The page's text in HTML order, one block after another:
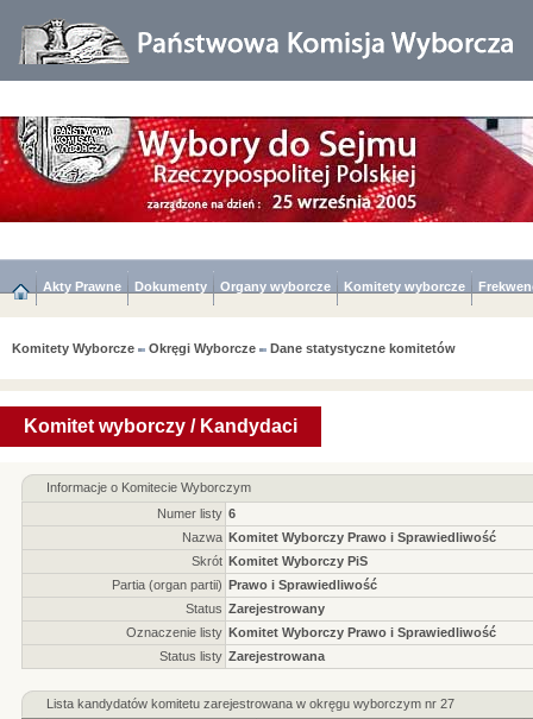
Akty Prawne Dokumenty Organy wyborcze Komitety wyborcze
Komitety Wyborcze Okręgi Wyborcze Dane statystyczne komitetów
Komitet wyborczy / Kandydaci
Informacje o Komitecie Wyborczym
Numer listy 6
Nazwa Komitet Wyborczy Prawo i Sprawiedliwość
Skrót Komitet Wyborczy PiS
Partia (organ partii) Prawo i Sprawiedliwość
Status Zarejestrowany
Oznaczenie listy Komitet Wyborczy Prawo i Sprawiedliwość
Status listy Zarejestrowana
Lista kandydatów komitetu zarejestrowana w okręgu wyborczym nr 27